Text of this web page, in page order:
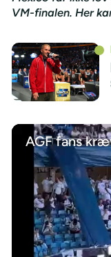
VM-finalen. Her